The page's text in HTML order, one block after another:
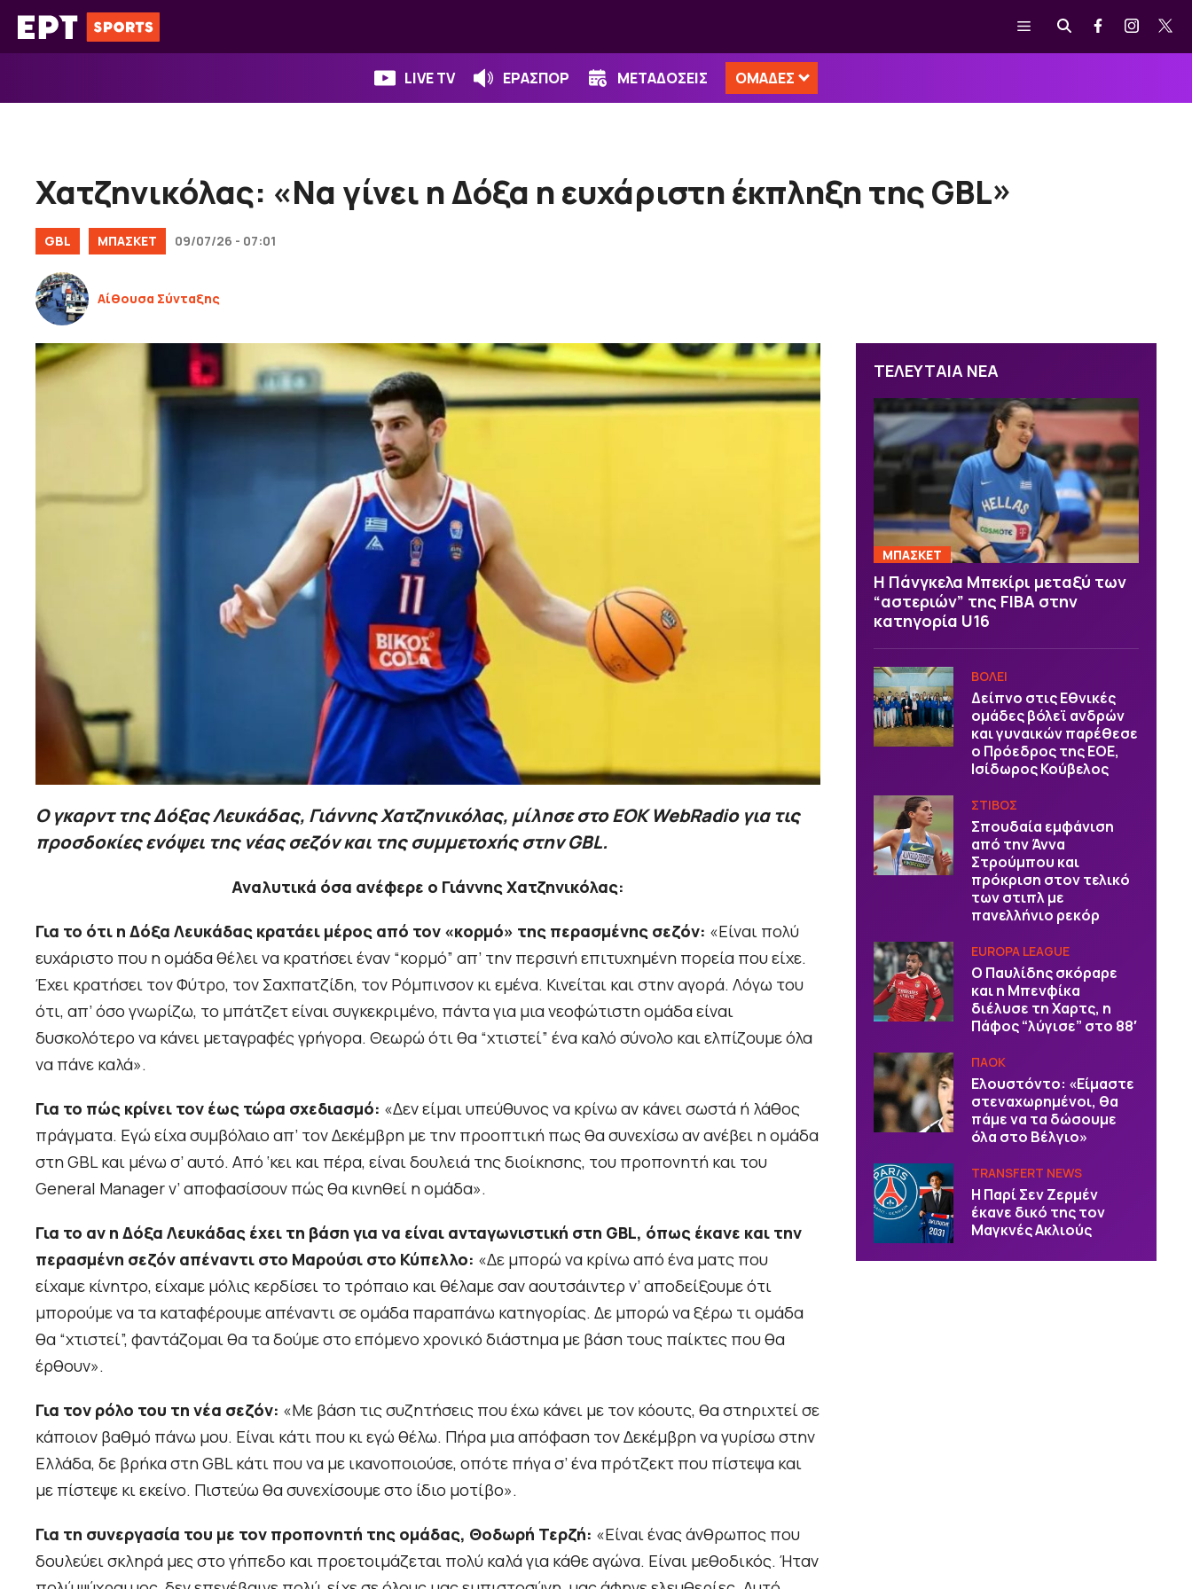
Μετάβαση
σε
Μενού
LIVE TV ΕΡΑΣΠΟΡ ΜΕΤΑΔΟΣΕΙΣ ΟΜΑΔΕΣ
Χατζηνικόλας: «Να γίνει η Δόξα η ευχάριστη έκπληξη της GBL»
GBL ΜΠΑΣΚΕΤ 09/07/26 - 07:01
Αίθουσα Σύνταξης
Ο γκαρντ της Δόξας Λευκάδας, Γιάννης Χατζηνικόλας, μίλησε στο ΕΟΚ WebRadio για τις
προσδοκίες ενόψει της νέας σεζόν και της συμμετοχής στην GBL.
Αναλυτικά όσα ανέφερε ο Γιάννης Χατζηνικόλας:
Για το ότι η Δόξα Λευκάδας κρατάει μέρος από τον «κορμό» της περασμένης σεζόν: «Είναι πολύ
ευχάριστο που η ομάδα θέλει να κρατήσει έναν “κορμό” απ’ την περσινή επιτυχημένη πορεία που είχε.
Έχει κρατήσει τον Φύτρο, τον Σαχπατζίδη, τον Ρόμπινσον κι εμένα. Κινείται και στην αγορά. Λόγω του
ότι, απ’ όσο γνωρίζω, το μπάτζετ είναι συγκεκριμένο, πάντα για μια νεοφώτιστη ομάδα είναι
δυσκολότερο να κάνει μεταγραφές γρήγορα. Θεωρώ ότι θα “χτιστεί” ένα καλό σύνολο και ελπίζουμε όλα
να πάνε καλά».
Για το πώς κρίνει τον έως τώρα σχεδιασμό: «Δεν είμαι υπεύθυνος να κρίνω αν κάνει σωστά ή λάθος
πράγματα. Εγώ είχα συμβόλαιο απ’ τον Δεκέμβρη με την προοπτική πως θα συνεχίσω αν ανέβει η ομάδα
στη GBL και μένω σ’ αυτό. Από ‘κει και πέρα, είναι δουλειά της διοίκησης, του προπονητή και του
General Manager ν’ αποφασίσουν πώς θα κινηθεί η ομάδα».
Για το αν η Δόξα Λευκάδας έχει τη βάση για να είναι ανταγωνιστική στη GBL, όπως έκανε και την
περασμένη σεζόν απέναντι στο Μαρούσι στο Κύπελλο: «Δε μπορώ να κρίνω από ένα ματς που
είχαμε κίνητρο, είχαμε μόλις κερδίσει το τρόπαιο και θέλαμε σαν αουτσάιντερ ν’ αποδείξουμε ότι
μπορούμε να τα καταφέρουμε απέναντι σε ομάδα παραπάνω κατηγορίας. Δε μπορώ να ξέρω τι ομάδα
θα “χτιστεί”, φαντάζομαι θα τα δούμε στο επόμενο χρονικό διάστημα με βάση τους παίκτες που θα
έρθουν».
Για τον ρόλο του τη νέα σεζόν: «Με βάση τις συζητήσεις που έχω κάνει με τον κόουτς, θα στηριχτεί σε
κάποιον βαθμό πάνω μου. Είναι κάτι που κι εγώ θέλω. Πήρα μια απόφαση τον Δεκέμβρη να γυρίσω στην
Ελλάδα, δε βρήκα στη GBL κάτι που να με ικανοποιούσε, οπότε πήγα σ’ ένα πρότζεκτ που πίστεψα και
με πίστεψε κι εκείνο. Πιστεύω θα συνεχίσουμε στο ίδιο μοτίβο».
Για τη συνεργασία του με τον προπονητή της ομάδας, Θοδωρή Τερζή: «Είναι ένας άνθρωπος που
δουλεύει σκληρά μες στο γήπεδο και προετοιμάζεται πολύ καλά για κάθε αγώνα. Είναι μεθοδικός. Ήταν
ΤΕΛΕΥΤΑΙΑ ΝΕΑ
ΜΠΑΣΚΕΤ
H Πάνγκελα Μπεκίρι μεταξύ των
“αστεριών” της FIBA στην
κατηγορία U16
ΒOΛΕΙ
Δείπνο στις Εθνικές
ομάδες βόλεϊ ανδρών
και γυναικών παρέθεσε
ο Πρόεδρος της ΕΟΕ,
Ισίδωρος Κούβελος
ΣΤΙΒΟΣ
Σπουδαία εμφάνιση
από την Άννα
Στρούμπου και
πρόκριση στον τελικό
των στιπλ με
πανελλήνιο ρεκόρ
EUROPA LEAGUE
Ο Παυλίδης σκόραρε
και η Μπενφίκα
διέλυσε τη Χαρτς, η
Πάφος “λύγισε” στο 88′
ΠΑΟΚ
Ελουστόντο: «Είμαστε
στεναχωρημένοι, θα
πάμε να τα δώσουμε
όλα στο Βέλγιο»
TRANSFERT NEWS
Η Παρί Σεν Ζερμέν
έκανε δικό της τον
Μαγκνές Ακλιούς